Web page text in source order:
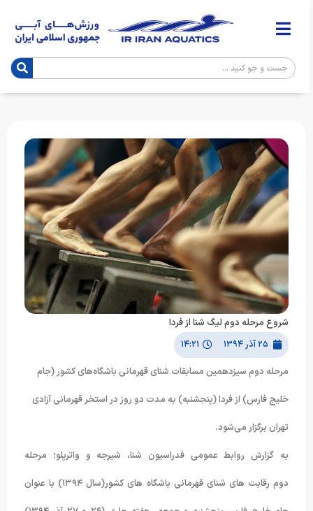
شروع مرحله دوم لیگ شنا از فردا
۲۵ آذر ۱۳۹۴ ۱۴:۲۱
مرحله دوم سیزدهمین مسابقات شنای قهرمانی باشگاه‌های کشور (جام
خلیج فارس) از فردا (پنج‎شنبه) به مدت دو روز در استخر قهرمانی آزادی
تهران برگزار می‌شود.
به گزارش روابط عمومی فدراسیون شنا، شیرجه و واترپلو؛ مرحله
دوم رقابت های شنای قهرمانی باشگاه های کشور(سال ۱۳۹۴) با عنوان